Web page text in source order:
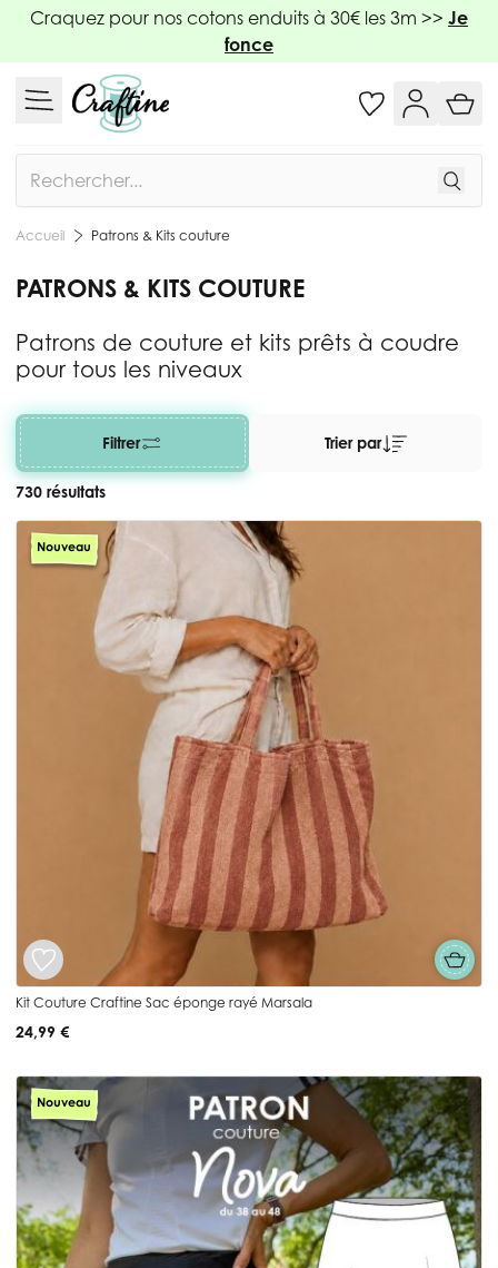
Allez au contenu
Craquez pour nos cotons enduits à 30€ les 3m >> Je
fonce
Accueil Patrons & Kits couture
PATRONS & KITS COUTURE
Patrons de couture et kits prêts à coudre
pour tous les niveaux
Filtrer
730 résultats
Trier par
Nouveau
Kit Couture Craftine Sac éponge rayé Marsala
24,99 €
Nouveau